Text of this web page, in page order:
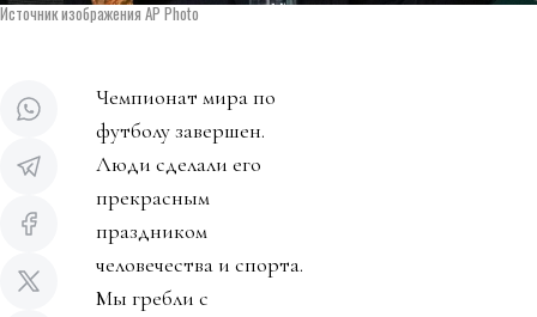
Источник изображения AP Photo
Чемпионат мира по
футболу завершен.
Люди сделали его
прекрасным
праздником
человечества и спорта.
Мы гребли с